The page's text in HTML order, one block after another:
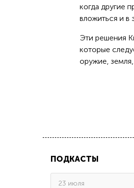
когда другие
вложиться и в
Эти решения
которые
оружие,
ПОДКАСТЫ
23 июля